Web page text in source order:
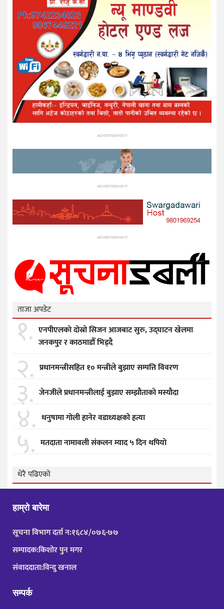
ADVERTISEMENT
ADVERTISEMENT
ADVERTISEMENT
ताजा अपडेट
१. एनपीएलको दोस्रो सिजन आजबाट सुरु, उद्घाटन खेलमा
जनकपुर र काठमाडौँ भिड्दै
२. प्रधानमन्त्रीसहित १० मन्त्रीले बुझाए सम्पत्ति विवरण
३. जेनजीले प्रधानमन्त्रीलाई बुझाए सम्झाैताकाे मस्याैदा
४. धनुषामा गोली हानेर वडाध्यक्षको हत्या
५. मतदाता नामावली संकलन म्याद ५ दिन थपियो
धेरै पढिएको
हाम्रो बारेमा
सूचना विभाग दर्ता न:१६८४/०७६-७७
सम्पादक:किशोर पुन मगर
संवाददाता:विन्दु खनाल
सम्पर्क